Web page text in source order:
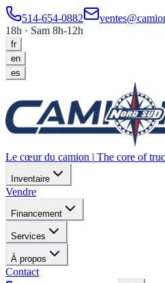
514-654-0882
18h · Sam 8h-12h
fr
en
es
Le cœur du camion | The core of
Inventaire
Vendre
Financement
Services
À propos
Contact